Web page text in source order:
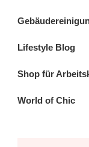
Lifestyle Blog
Shop für
World of Chic